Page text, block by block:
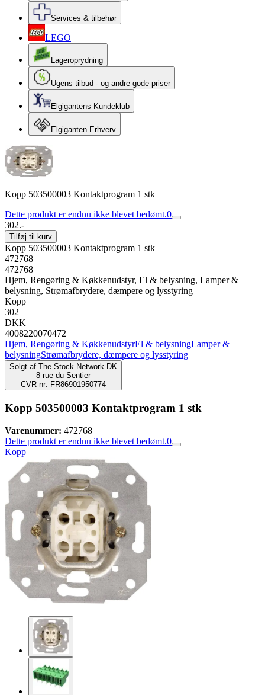
Services & tilbehør
LEGO
Lageroprydning
Ugens tilbud - og andre gode priser
Elgigantens Kundeklub
Elgiganten Erhverv
Kopp 503500003 Kontaktprogram 1 stk
Dette produkt er endnu ikke blevet bedømt.0
302.-
Tilføj til kurv
Kopp 503500003 Kontaktprogram 1 stk
472768
472768
Hjem, Rengøring & Køkkenudstyr, El & belysning, Lamper &
belysning, Strømafbrydere, dæmpere og lysstyring
Kopp
302
DKK
4008220070472
Hjem, Rengøring & KøkkenudstyrEl & belysningLamper &
belysningStrømafbrydere, dæmpere og lysstyring
Solgt af The Stock Network DK
8 rue du Sentier
CVR-nr: FR86901950774
Kopp 503500003 Kontaktprogram 1 stk
Varenummer: 472768
Dette produkt er endnu ikke blevet bedømt.0
Kopp